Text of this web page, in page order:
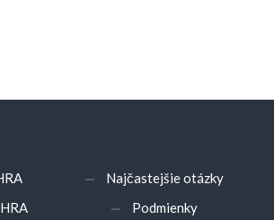
Najčastejšie otázky
Podmienky